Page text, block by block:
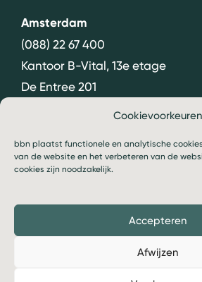
Cookievoorkeuren
bbn plaatst functionele en analytische
van de website en het verbeteren van de
cookies zijn noodzakelijk.
Accepteren
Afwijzen
Amsterdam
(088) 22 67 400
Kantoor B-Vital, 13e etage
De Entree 201
1101 HG Amsterdam